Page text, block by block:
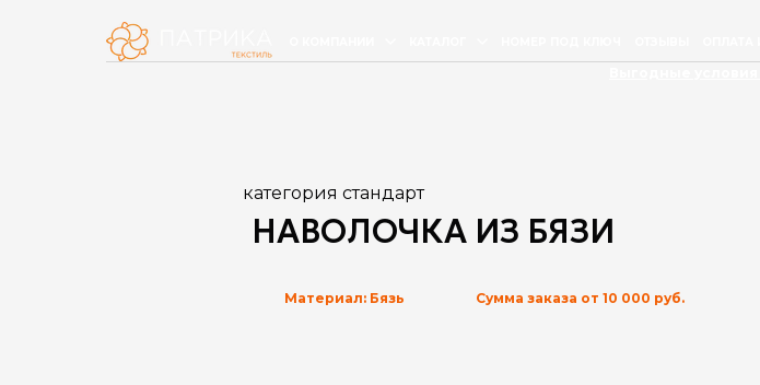
Сумма заказа от 10 000 руб.
категория стандарт
НАВОЛОЧКА ИЗ БЯЗИ
Материал: Бязь